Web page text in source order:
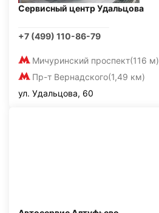
Сервисный центр Удальцова
+7 (499) 110-86-79
Мичуринский проспект(116 м)
Пр-т Вернадского(1,49 км)
ул. Удальцова, 60